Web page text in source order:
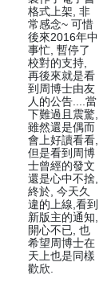
格式上架, 非
常感念~ 可惜
後來2016年中
事忙, 暫停了
校對的支持,
再後來就是看
到周博士由友
人的公告....當
下難過且震驚,
雖然還是偶而
會上好讀看看,
但是看到周博
士曾經的發文
還是心中不捨,
終於, 今天久
違的上線,看到
新版主的通知,
開心不已, 也
希望周博士在
天上也是同樣
歡欣.